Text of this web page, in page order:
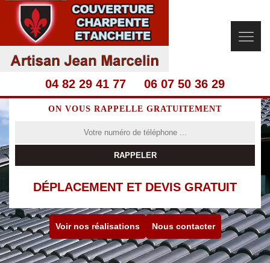
04 82 29 41 77 06 07 50 36 29
ON VOUS RAPPELLE GRATUITEMENT
DÉPLACEMENT ET DEVIS GRATUIT
Voir nos réalisations Nous contacter